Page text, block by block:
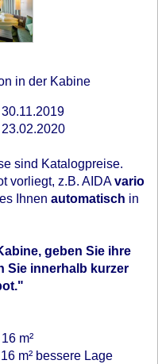
in der Kabine
sind Katalogpreise.
vorliegt, z.B. AIDAvario
es Ihnen automatisch in
geben Sie ihre
Sie innerhalb kurzer
m²
m² bessere Lage